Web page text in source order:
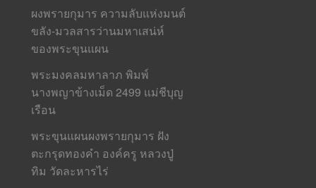
ผงพรายกุมาร ความลับแห่งมนต์
ขลัง-มวลสารว่านมหาเสน่ห์
ของพระขุนแผน
พระมงคลมหาลาภ พิมพ์
นางพญาข้างเม็ด 2499 แม่ชีบุญ
เรือน
พระขุนแผนผงพรายกุมาร ฝัง
ตะกรุดทองคำ องค์ครู หลวงปู่
ทิม วัดละหารไร่